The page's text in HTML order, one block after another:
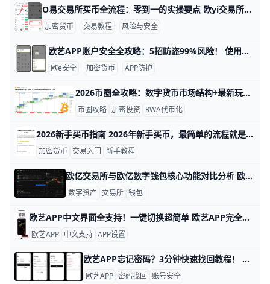
O易交易所买币全流程：零到一的实操要点 欧yi交易所买币教程：从零到一的完整步骤与要点 要达到的目标很明确：在鸥易交易所完成法币或币币交易，顺利购买目标币，并能查看余额、进行提现。整个过程需要先完成实名认证、设置安全措施并准备好资金，确保账户安全与交易顺利进行。下面按步骤给出可直接执行的清单，方便你照着来做。
加密货币 交易教程 风险与安全
欧艺APP账户安全全攻略：5招防盗99%风险！ 使用欧艺APP时，账户安全非常重要。欧艺APP（也叫OK交易所鸥易）是热门的加密货币交易平台，每天有数百万用户登录交易。根据官方数据，开启安全设置的用户，账户被盗风险可降低90%以上。 比如，如果你忘记设置双重验证，坏人可能用猜到的密码直接登录，但设置后他们就进不去了。​
欧e安全 加密货币 APP防护
2026币圈全攻略：数字货币市场结构+最新玩法解析 引言 2026 年，数字货币市场已经变得更大、更成熟，全球加密市值在 2025 年底约为 2.8 兆美元，到 2026 年 5 月已接近 3.3 兆美元，涨幅约 18%。比特币占整体市值约 54%，以太坊占约 17%，其余由 Layer-2、DeFi 代币、RWA（现实世界资产代币）和稳定币组成。今天的玩家不再只是“冲狗币博翻倍”，而是把币圈当作一种可以长期配置的资产类别，加入 ETF、质押收益、代币化债券等更稳健的策略。
币圈攻略 加密投资 RWA代币化
2026新手买币指南 2026年新手买币，最简单的流程就是：先注册一个正规平台，完成实名认证，再用法币或稳定币买入 USDT，最后用 USDT 兑换比特币、以太坊等主流币。比如你想先投入 1000 元，可以先买 1000 元等值的 USDT，再用这笔 USDT 去买 BTC/USDT 或 ETH/USDT，这样步骤清楚，也更容易控制风险。
加密货币 交易入门 新手教程
欧亿交易所与欧亿数字钱包核心功能对比分析 欧亿交易所与欧亿数字钱包的核心功能对比分析 在数字资产领域，交易平台和数字钱包分别承担资金高效流动与资产安全存储的职责。下面从核心功能出发，对OE交易所与OE数字钱包的定位、功能要点及场景应用进行对比，帮助你快速把握两者的侧重点与互补性。
数字资产 交易所 钱包
欧艺APP中文界面全支持！一键切换超简单 欧艺APP完全支持中文界面，这让很多用户用起来很方便。根据官方指南和用户反馈，APP内有简体中文和繁体中文选项，能覆盖大部分交易和设置页面。例如，进入“我的”页面后，你会看到“语言”或“Language”按钮，一键切换后界面马上变成中文。
欧艺APP 中文支持 APP设置
欧艺APP忘记密码？3分钟快速找回教程！ 欧艺APP忘记密码？别担心，这里一步步教你找回，简单又快。 比如，打开APP登录页，看到“忘记密码”按钮，直接点进去，就能用绑定的手机号178-1234-5678或邮箱接收验证码。输入6位验证码后，新密码设成“Abc123!@#”（至少8位，混字母数字符号），1分钟搞定。​
欧艺APP 密码找回 账号安全